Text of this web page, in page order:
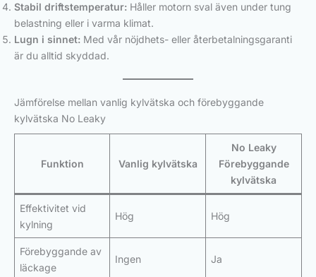
Stabil driftstemperatur: Håller motorn sval även under tung
belastning eller i varma klimat.
Lugn i sinnet: Med vår nöjdhets- eller återbetalningsgaranti
är du alltid skyddad.
Jämförelse mellan vanlig kylvätska och förebyggande
kylvätska No Leaky
Funktion Vanlig kylvätska
No Leaky
Förebyggande
kylvätska
Effektivitet vid
kylning
Hög Hög
Förebyggande av
läckage
Ingen Ja